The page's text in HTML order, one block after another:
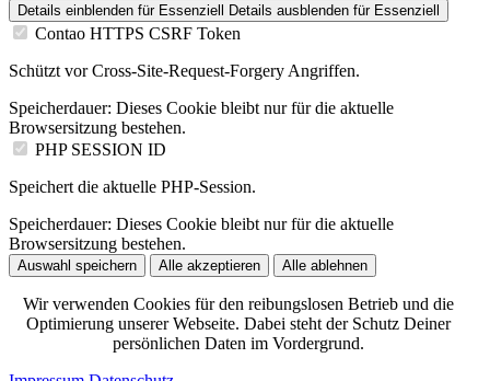
Details einblenden für Essenziell Details ausblenden für Essenziell
Contao HTTPS CSRF Token
Schützt vor Cross-Site-Request-Forgery Angriffen.
Speicherdauer: Dieses Cookie bleibt nur für die aktuelle
Browsersitzung bestehen.
PHP SESSION ID
Speichert die aktuelle PHP-Session.
Speicherdauer: Dieses Cookie bleibt nur für die aktuelle
Browsersitzung bestehen.
Auswahl speichern Alle akzeptieren Alle ablehnen
Wir verwenden Cookies für den reibungslosen Betrieb und die
Optimierung unserer Webseite. Dabei steht der Schutz Deiner
persönlichen Daten im Vordergrund.